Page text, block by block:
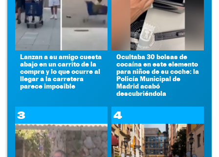
Lanzan a su amigo cuesta
abajo en un carrito de la
compra y lo que ocurre al
llegar a la carretera
parece imposible
Ocultaba 30 bolsas de
cocaína en este elemento
para niños de su coche: la
Policía Municipal de
Madrid acabó
descubriéndola
3 4